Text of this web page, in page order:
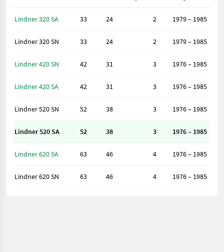
Lindner 320 SA 33 24 2 1979 – 1985
Lindner 320 SN 33 24 2 1979 – 1985
Lindner 420 SN 42 31 3 1976 – 1985
Lindner 420 SA 42 31 3 1976 – 1985
Lindner 520 SN 52 38 3 1976 – 1985
Lindner 520 SA 52 38 3 1976 – 1985
Lindner 620 SA 63 46 4 1976 – 1985
Lindner 620 SN 63 46 4 1976 – 1985